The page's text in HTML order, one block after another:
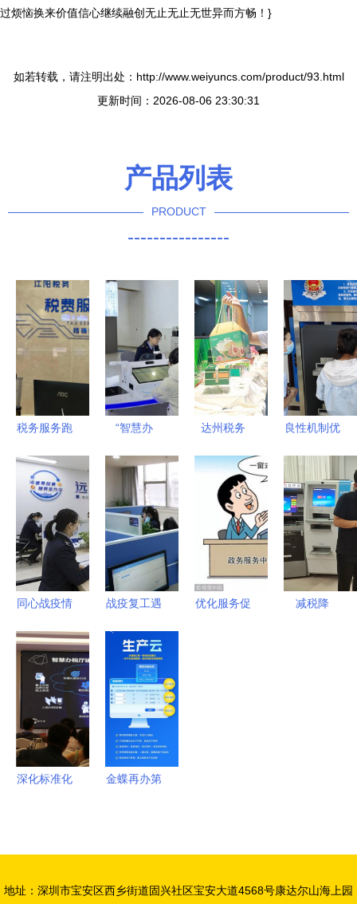
过烦恼换来价值信心继续融创无止无止无世异而方畅！}
如若转载，请注明出处：http://www.weiyuncs.com/product/93.html
更新时间：2026-08-06 23:30:31
产品列表
PRODUCT
----------------
税务服务跑
泸州市区
（县）税务
局“税费服
务支持中
心”实现全
省首个全覆
务为企业发
展赋能
“智慧办
助力“服务
质效”新提
升 一场财
务咨询行业
的深刻转型
达州税务
料 粽 享过
端午
良性机制优
硬核举措服
务企业发展
同心战疫情
——记巾帼
文明岗东营
区税务局第
一税务分局
（办税服务
厅）抗疫服
战疫复工遇
急，税务人
给你暖心支
持
优化服务促
减税降
深化标准化
政务服务发
金蝶再办第
略升级
地址：深圳市宝安区西乡街道固兴社区宝安大道4568号康达尔山海上园